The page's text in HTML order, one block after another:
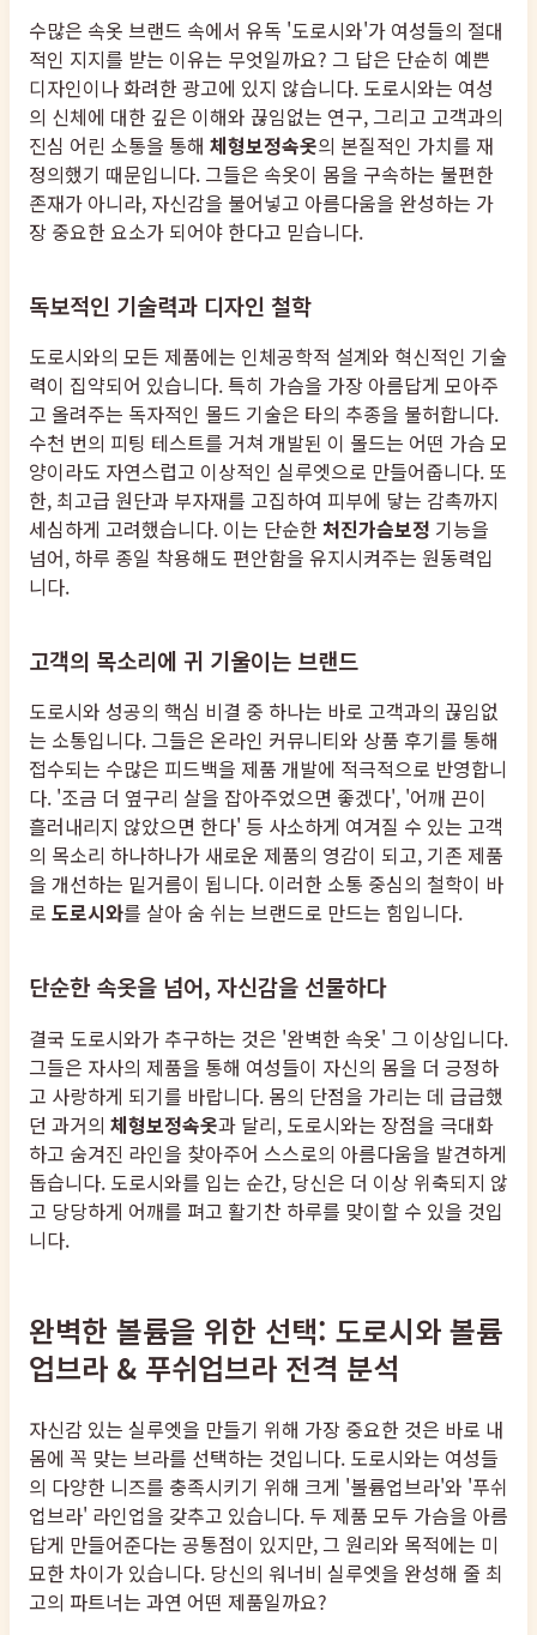
수많은 속옷 브랜드 속에서 유독 '도로시와'가 여성들의 절대
적인 지지를 받는 이유는 무엇일까요? 그 답은 단순히 예쁜
디자인이나 화려한 광고에 있지 않습니다. 도로시와는 여성
의 신체에 대한 깊은 이해와 끊임없는 연구, 그리고 고객과의
진심 어린 소통을 통해 체형보정속옷의 본질적인 가치를 재
정의했기 때문입니다. 그들은 속옷이 몸을 구속하는 불편한
존재가 아니라, 자신감을 불어넣고 아름다움을 완성하는 가
장 중요한 요소가 되어야 한다고 믿습니다.
독보적인 기술력과 디자인 철학
도로시와의 모든 제품에는 인체공학적 설계와 혁신적인 기술
력이 집약되어 있습니다. 특히 가슴을 가장 아름답게 모아주
고 올려주는 독자적인 몰드 기술은 타의 추종을 불허합니다.
수천 번의 피팅 테스트를 거쳐 개발된 이 몰드는 어떤 가슴 모
양이라도 자연스럽고 이상적인 실루엣으로 만들어줍니다. 또
한, 최고급 원단과 부자재를 고집하여 피부에 닿는 감촉까지
세심하게 고려했습니다. 이는 단순한처진가슴보정 기능을
넘어, 하루 종일 착용해도 편안함을 유지시켜주는 원동력입
니다.
고객의 목소리에 귀 기울이는 브랜드
도로시와 성공의 핵심 비결 중 하나는 바로 고객과의 끊임없
는 소통입니다. 그들은 온라인 커뮤니티와 상품 후기를 통해
접수되는 수많은 피드백을 제품 개발에 적극적으로 반영합니
다. '조금 더 옆구리 살을 잡아주었으면 좋겠다', '어깨 끈이
흘러내리지 않았으면 한다' 등 사소하게 여겨질 수 있는 고객
의 목소리 하나하나가 새로운 제품의 영감이 되고, 기존 제품
을 개선하는 밑거름이 됩니다. 이러한 소통 중심의 철학이 바
로 도로시와를 살아 숨 쉬는 브랜드로 만드는 힘입니다.
단순한 속옷을 넘어, 자신감을 선물하다
결국 도로시와가 추구하는 것은 '완벽한 속옷' 그 이상입니다.
그들은 자사의 제품을 통해 여성들이 자신의 몸을 더 긍정하
고 사랑하게 되기를 바랍니다. 몸의 단점을 가리는 데 급급했
던 과거의 체형보정속옷과 달리, 도로시와는 장점을 극대화
하고 숨겨진 라인을 찾아주어 스스로의 아름다움을 발견하게
돕습니다. 도로시와를 입는 순간, 당신은 더 이상 위축되지 않
고 당당하게 어깨를 펴고 활기찬 하루를 맞이할 수 있을 것입
니다.
완벽한 볼륨을 위한 선택: 도로시와 볼륨
업브라 & 푸쉬업브라 전격 분석
자신감 있는 실루엣을 만들기 위해 가장 중요한 것은 바로 내
몸에 꼭 맞는 브라를 선택하는 것입니다. 도로시와는 여성들
의 다양한 니즈를 충족시키기 위해 크게 '볼륨업브라'와 '푸쉬
업브라' 라인업을 갖추고 있습니다. 두 제품 모두 가슴을 아름
답게 만들어준다는 공통점이 있지만, 그 원리와 목적에는 미
묘한 차이가 있습니다. 당신의 워너비 실루엣을 완성해 줄 최
고의 파트너는 과연 어떤 제품일까요?